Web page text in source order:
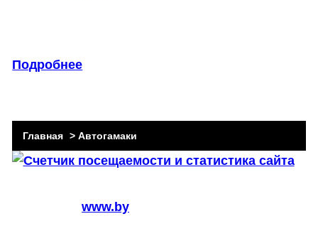
Подробнее
Главная > Автогамаки
www.by